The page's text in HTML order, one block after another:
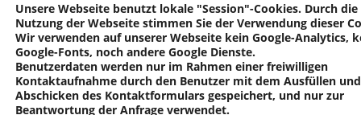
Unsere Webseite benutzt lokale "Session"-Cookies. Durch
Nutzung der Webseite stimmen Sie der Verwendung dieser
Wir verwenden auf unserer Webseite kein Google-Analytics,
Google-Fonts, noch andere Google Dienste.
Benutzerdaten werden nur im Rahmen einer freiwilligen
Kontaktaufnahme durch den Benutzer mit dem Ausfüllen und
Abschicken des Kontaktformulars gespeichert, und nur zur
Beantwortung der Anfrage verwendet.